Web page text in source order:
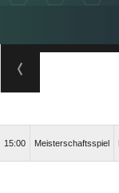
15:00 Meisterschaftsspiel